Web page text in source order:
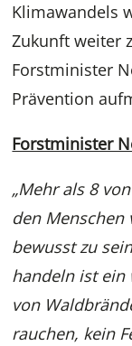
Klimawandels
Zukunft weiter
Forstminister
Prävention
Forstminister
„Mehr als 8
den Menschen
bewusst zu
handeln ist ein
von
rauchen, kein